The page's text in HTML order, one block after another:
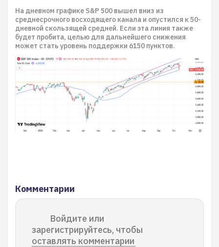
На дневном графике S&P 500 вышел вниз из
среднесрочного восходящего канала и опустился к 50-
дневной скользящей средней. Если эта линия также
будет пробита, целью для дальнейшего снижения
может стать уровень поддержки 6150 пунктов.
Комментарии
Войдите или
зарегистрируйтесь, чтобы
оставлять комментарии